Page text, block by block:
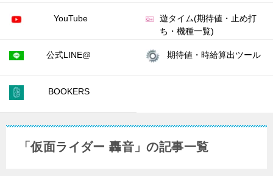
YouTube
遊タイム(期待値・止め打
ち・機種一覧)
公式LINE@ 期待値・時給算出ツール
BOOKERS
「仮面ライダー 轟音」の記事一覧